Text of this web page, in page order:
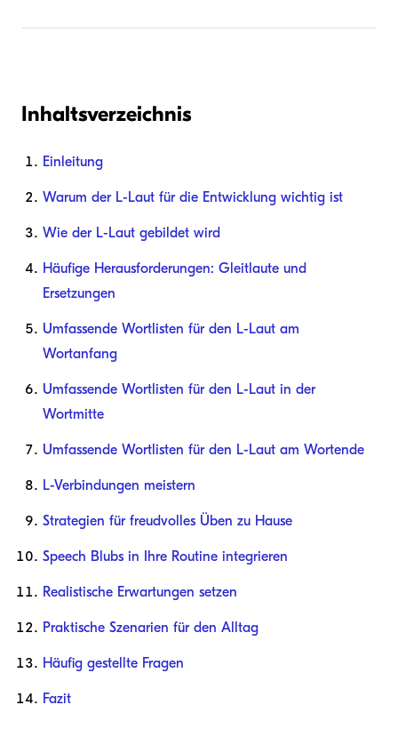
Inhaltsverzeichnis
Einleitung
Warum der L-Laut für die Entwicklung wichtig ist
Wie der L-Laut gebildet wird
Häufige Herausforderungen: Gleitlaute und
Ersetzungen
Umfassende Wortlisten für den L-Laut am
Wortanfang
Umfassende Wortlisten für den L-Laut in der
Wortmitte
Umfassende Wortlisten für den L-Laut am Wortende
L-Verbindungen meistern
Strategien für freudvolles Üben zu Hause
Speech Blubs in Ihre Routine integrieren
Realistische Erwartungen setzen
Praktische Szenarien für den Alltag
Häufig gestellte Fragen
Fazit